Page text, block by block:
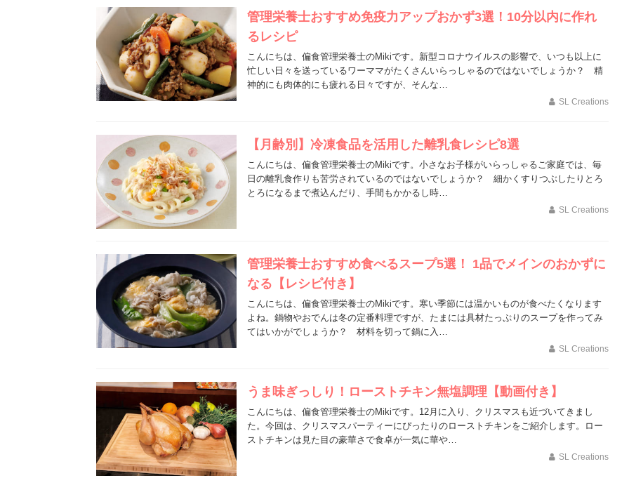
管理栄養士おすすめ免疫力アップおかず3選！10分以内に作れ
るレシピ
こんにちは、偏食管理栄養士のMikiです。新型コロナウイルスの影響で、いつも以上に
忙しい日々を送っているワーママがたくさんいらっしゃるのではないでしょうか？ 精
神的にも肉体的にも疲れる日々ですが、そんな…
SL Creations
【月齢別】冷凍食品を活用した離乳食レシピ8選
こんにちは、偏食管理栄養士のMikiです。小さなお子様がいらっしゃるご家庭では、毎
日の離乳食作りも苦労されているのではないでしょうか？ 細かくすりつぶしたりとろ
とろになるまで煮込んだり、手間もかかるし時…
SL Creations
管理栄養士おすすめ食べるスープ5選！ 1品でメインのおかずに
なる【レシピ付き】
こんにちは、偏食管理栄養士のMikiです。寒い季節には温かいものが食べたくなります
よね。鍋物やおでんは冬の定番料理ですが、たまには具材たっぷりのスープを作ってみ
てはいかがでしょうか？ 材料を切って鍋に入…
SL Creations
うま味ぎっしり！ローストチキン無塩調理【動画付き】
こんにちは、偏食管理栄養士のMikiです。12月に入り、クリスマスも近づいてきまし
た。今回は、クリスマスパーティーにぴったりのローストチキンをご紹介します。ロー
ストチキンは見た目の豪華さで食卓が一気に華や…
SL Creations